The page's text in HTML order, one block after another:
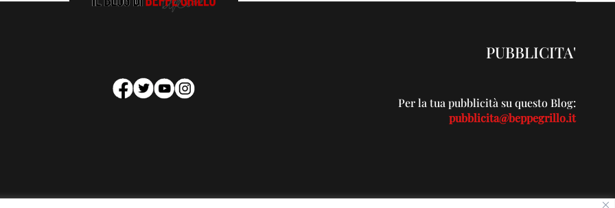
PUBBLICITA'
Per la tua pubblicità su questo Blog:
pubblicita@beppegrillo.it